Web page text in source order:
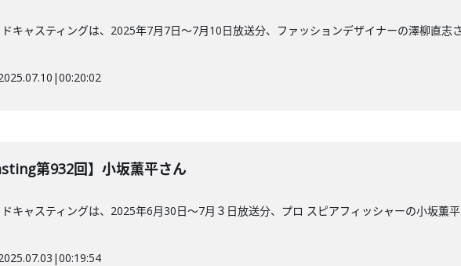
キャスティングは、2025年7月7日～7月10日放送分、ファッションデザイナーの澤柳直志さ
|00:20:02
第932回】小坂薫平さん
キャスティングは、2025年6月30日～7月３日放送分、プロ スピアフィッシャーの小坂薫平
|00:19:54